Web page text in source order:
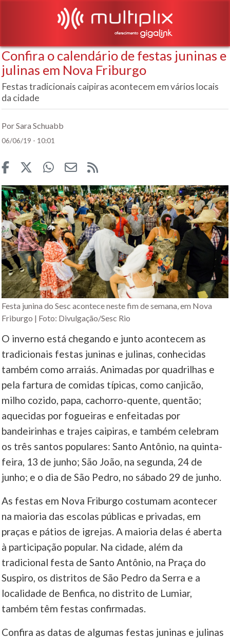
Confira o calendário de festas juninas e
julinas em Nova Friburgo
Festas tradicionais caipiras acontecem em vários locais
da cidade
Por Sara Schuabb
06/06/19 - 10:01
Festa junina do Sesc acontece neste fim de semana, em Nova
Friburgo | Foto: Divulgação/Sesc Rio
O inverno está chegando e junto acontecem as
tradicionais festas juninas e julinas, conhecidas
também como arraiás. Animadas por quadrilhas e
pela fartura de comidas típicas, como canjicão,
milho cozido, papa, cachorro-quente, quentão;
aquecidas por fogueiras e enfeitadas por
bandeirinhas e trajes caipiras, e também celebram
os três santos populares: Santo Antônio, na quinta-
feira, 13 de junho; São João, na segunda, 24 de
junho; e o dia de São Pedro, no sábado 29 de junho.
As festas em Nova Friburgo costumam acontecer
na maioria das escolas públicas e privadas, em
praças e pátios de igrejas. A maioria delas é aberta
à participação popular. Na cidade, além da
tradicional festa de Santo Antônio, na Praça do
Suspiro, os distritos de São Pedro da Serra e a
localidade de Benfica, no distrito de Lumiar,
também têm festas confirmadas.
Confira as datas de algumas festas juninas e julinas